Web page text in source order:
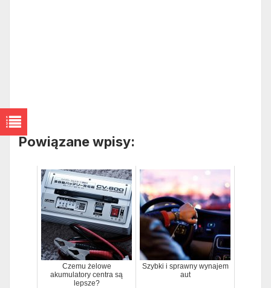
Powiązane wpisy:
Czemu żelowe
akumulatory centra są
lepsze?
Szybki i sprawny wynajem
aut